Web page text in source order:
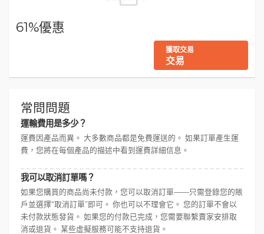
61%優惠
獲取交易
交易
常問問題
運輸費用是多少？
運費因產品而異。 大多數商品都是免費運送的。 如果訂單產生運
費，您將在每個產品的描述中看到運費詳細信息。
我可以取消訂單嗎？
如果您購買的商品尚未付款，您可以取消訂單——只需登錄您的賬
戶並選擇“取消訂單”即可。 你也可以不理會它。 您的訂單不會以
未付款狀態發貨。 如果您的付款已完成，您需要聯繫賣家安排取
消或退貨。 某些虛擬服務可能不支持退貨。